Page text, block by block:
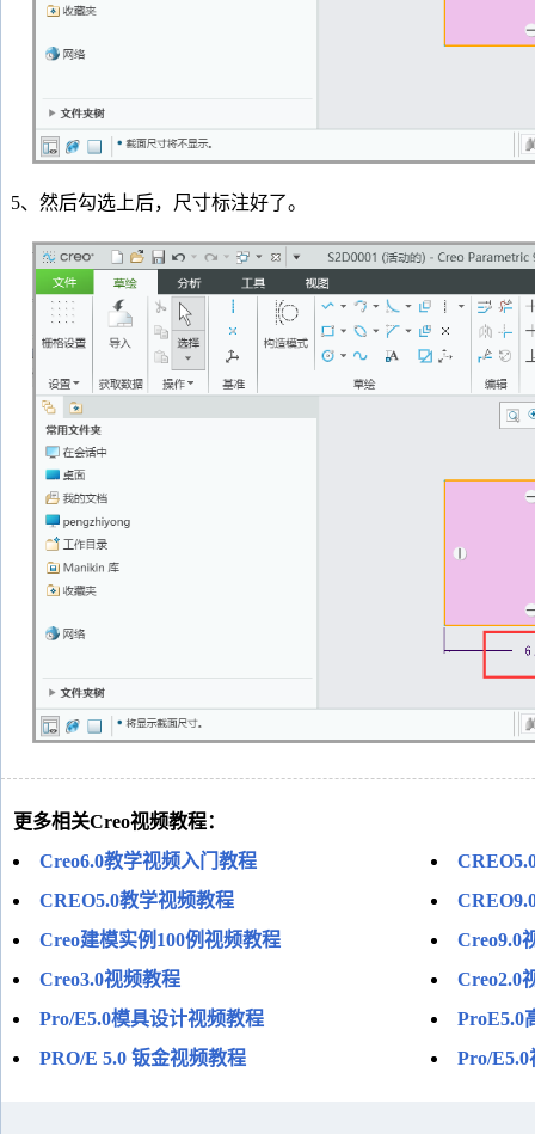
5、然后勾选上后，尺寸标注好了。
更多相关Creo视频教程：
Creo6.0教学视频入门教程
CREO5.0教学视频教程
Creo建模实例100例视频教程
Creo9.0
Creo3.0视频教程
Creo2.0
Pro/E5.0模具设计视频教程
ProE5.0
PRO/E 5.0 钣金视频教程
Pro/